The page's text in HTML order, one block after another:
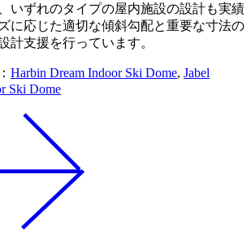
いずれのタイプの屋内施設の設計も実績
に応じた適切な傾斜勾配と重要な寸法の
計支援を行っています。
Harbin Dream Indoor Ski Dome, Jabel
Ski Dome